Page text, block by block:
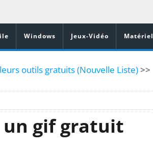
Vidéoprojecteurs Asus : Top 6 des meilleurs modèles de la marque
Windows Jeux-Vidéo Matériel
outils gratuits (Nouvelle Liste)>>
un gif gratuit